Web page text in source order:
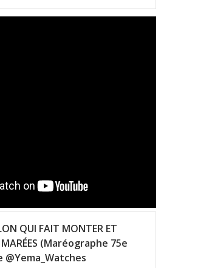
QUI FAIT MONTER ET
MARÉES (Maréographe 75e